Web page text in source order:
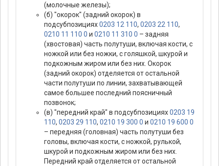
(молочные железы);
(б) "окорок" (задний окорок) в
подсубпозициях0203 12 110, 0203 22 110,
0210 11 110 0 и 0210 11 310 0 – задняя
(хвостовая) часть полутуши, включая кости, с
ножкой или без ножки, с голяшкой, шкурой и
подкожным жиром или без них. Окорок
(задний окорок) отделяется от остальной
части полутуши по линии, захватывающей
самое большее последний поясничный
позвонок;
(в) "передний край" в подсубпозициях0203 19
110, 0203 29 110, 0210 19 300 0 и 0210 19 600 0
– передняя (головная) часть полутуши без
головы, включая кости, с ножкой, рулькой,
шкурой и подкожным жиром или без них.
Передний край отделяется от остальной